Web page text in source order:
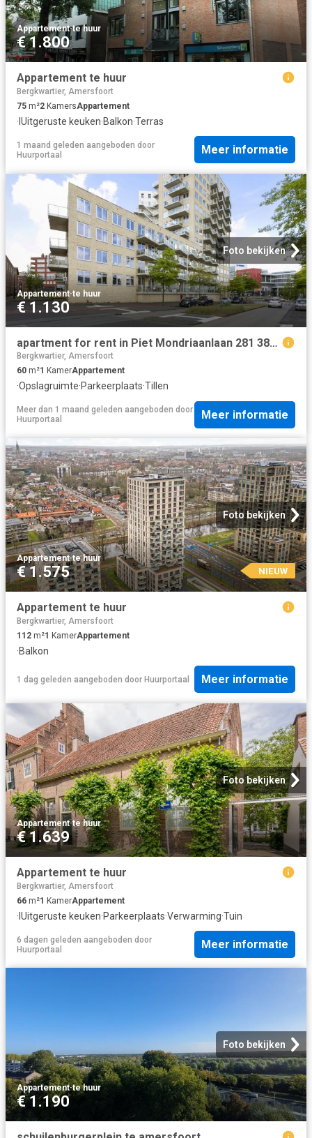
Appartement·te huur
€ 1.800
Appartement te huur
Bergkwartier, Amersfoort
75 m²2 KamersAppartement
· IUitgeruste keuken·Balkon·Terras
1 maand geleden aangeboden door
Huurportaal
Meer informatie
Foto bekijken
Appartement·te huur
€ 1.130
apartment for rent in Piet Mondriaanlaan 281 3812GT Amersfoort Puntenburg Amersfoort
Bergkwartier, Amersfoort
60 m²1 KamerAppartement
·Opslagruimte·Parkeerplaats·Tillen
Meer dan 1 maand geleden aangeboden door
Huurportaal
Meer informatie
Foto bekijken
Appartement·te huur
€ 1.575 NIEUW
Appartement te huur
Bergkwartier, Amersfoort
112 m²1 KamerAppartement
·Balkon
1 dag geleden aangeboden door Huurportaal Meer informatie
Foto bekijken
Appartement·te huur
€ 1.639
Appartement te huur
Bergkwartier, Amersfoort
66 m²1 KamerAppartement
· IUitgeruste keuken·Parkeerplaats·Verwarming·Tuin
6 dagen geleden aangeboden door
Huurportaal
Meer informatie
Foto bekijken
Appartement·te huur
€ 1.190